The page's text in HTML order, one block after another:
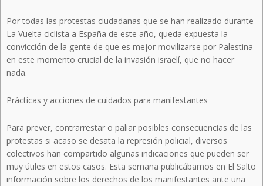
Por todas las protestas ciudadanas que se han realizado durante
La Vuelta ciclista a España de este año, queda expuesta la
convicción de la gente de que es mejor movilizarse por Palestina
en este momento crucial de la invasión israelí, que no hacer
nada.
Prácticas y acciones de cuidados para manifestantes
Para prever, contrarrestar o paliar posibles consecuencias de las
protestas si acaso se desata la represión policial, diversos
colectivos han compartido algunas indicaciones que pueden ser
muy útiles en estos casos. Esta semana publicábamos en El Salto
información sobre los derechos de los manifestantes ante una